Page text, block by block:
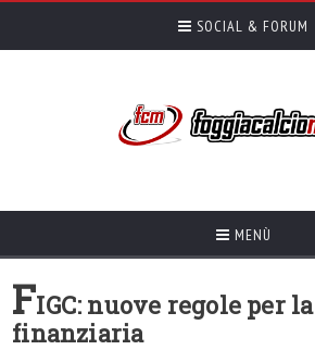
SOCIAL & FORUM
MENÙ
FIGC: nuove regole per
finanziaria